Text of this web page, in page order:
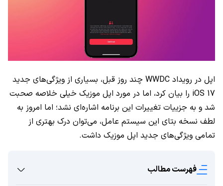
اپل در رویداد WWDC چند روز قبل، بسیاری از ویژگی‌های جدید
iOS 17 را بیان کرد، اما در مورد اپل موزیک خیلی خلاصه صحبت
شد و به جزییات تغییرات این برنامه اشاره‌ای نشد؛ اما امروز به
لطف نسخه بتای این سیستم عامل، می‌توان درک بهتری از
تمامی ویژگی‌های جدید اپل موزیک داشت.
فهرست مطالب